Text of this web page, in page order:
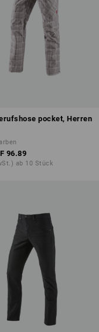
pocket, Herren
96.89
ab 10 Stück